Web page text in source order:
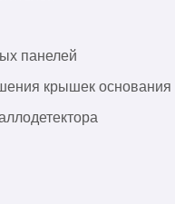
панелей
крышек